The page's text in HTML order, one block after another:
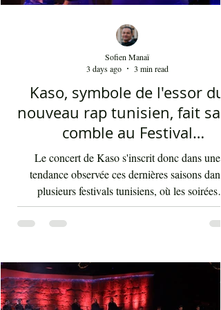
Kaso, symbole de l'essor du
nouveau rap tunisien, fait
comble au Festival
international de Sfax - Par
Le concert de Kaso s'inscrit donc dans une
tendance observée ces dernières saisons dans
fortes affluences. Cette montée en puissance
témoigne d'une transformation des goûts
du public et de l'intégration durable du rap au
Sofien Manaï
3 days ago
3 min read